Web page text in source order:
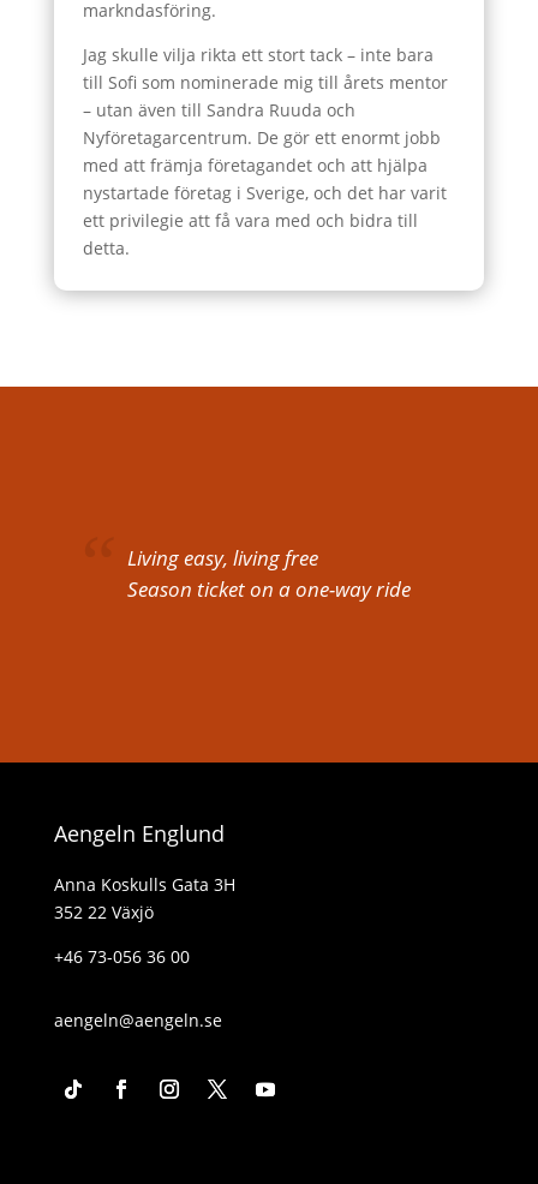
markndasföring.
Jag skulle vilja rikta ett stort tack – inte bara
till Sofi som nominerade mig till årets mentor
– utan även till Sandra Ruuda och
Nyföretagarcentrum. De gör ett enormt jobb
med att främja företagandet och att hjälpa
nystartade företag i Sverige, och det har varit
ett privilegie att få vara med och bidra till
detta.
Living easy, living free
Season ticket on a one-way ride
Aengeln Englund
Anna Koskulls Gata 3H
352 22 Växjö
+46 73-056 36 00
aengeln@aengeln.se